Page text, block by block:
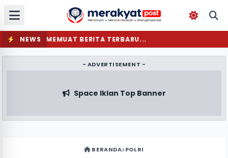
NEWS MEMUAT BERITA TERBARU...
- ADVERTISEMENT -
Space Iklan Top Banner
BERANDA POLRI